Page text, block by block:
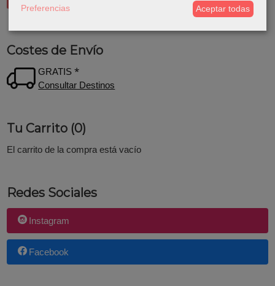
Costes de Envío
GRATIS *
Consultar Destinos
Tu Carrito (0)
El carrito de la compra está vacío
Redes Sociales
Instagram
Facebook
Preferencias Aceptar todas